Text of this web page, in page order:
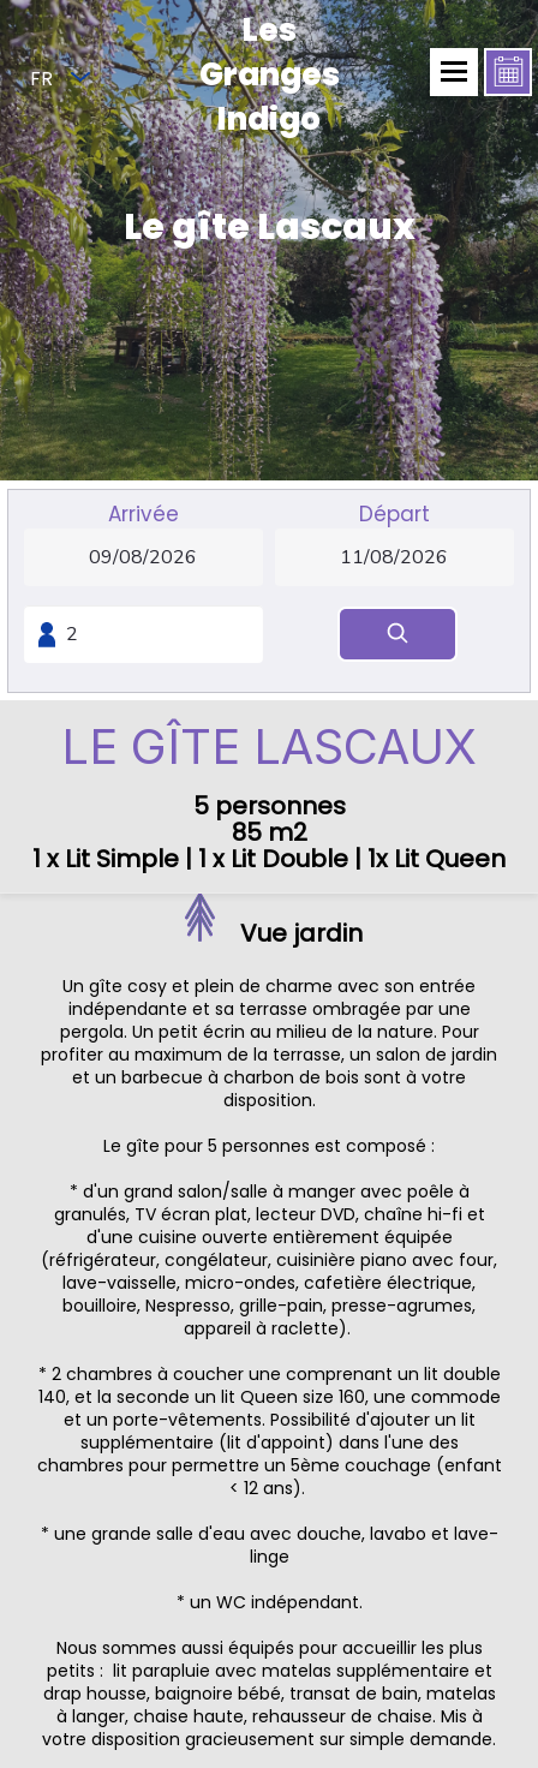
FR
Les
Granges
Indigo
Le gîte Lascaux
Arrivée Départ
LE GÎTE LASCAUX
5 personnes
85 m2
1 x Lit Simple | 1 x Lit Double | 1x Lit Queen
Vue jardin
Un gîte cosy et plein de charme avec son entrée
indépendante et sa terrasse ombragée par une
pergola. Un petit écrin au milieu de la nature. Pour
profiter au maximum de la terrasse, un salon de jardin
et un barbecue à charbon de bois sont à votre
disposition.
Le gîte pour 5 personnes est composé :
* d'un grand salon/salle à manger avec poêle à
granulés, TV écran plat, lecteur DVD, chaîne hi-fi et
d'une cuisine ouverte entièrement équipée
(réfrigérateur, congélateur, cuisinière piano avec four,
lave-vaisselle, micro-ondes, cafetière électrique,
bouilloire, Nespresso, grille-pain, presse-agrumes,
appareil à raclette).
* 2 chambres à coucher une comprenant un lit double
140, et la seconde un lit Queen size 160, une commode
et un porte-vêtements. Possibilité d'ajouter un lit
supplémentaire (lit d'appoint) dans l'une des
chambres pour permettre un 5ème couchage (enfant
< 12 ans).
* une grande salle d'eau avec douche, lavabo et lave-
linge
* un WC indépendant.
Nous sommes aussi équipés pour accueillir les plus
petits : lit parapluie avec matelas supplémentaire et
drap housse, baignoire bébé, transat de bain, matelas
à langer, chaise haute, rehausseur de chaise. Mis à
votre disposition gracieusement sur simple demande.